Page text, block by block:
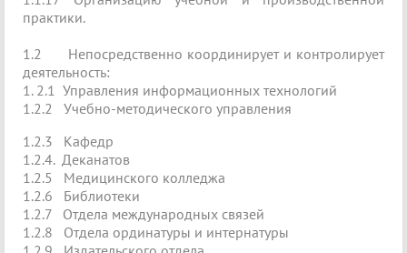
практики.
1.2 Непосредственно координирует и контролирует
деятельность:
1. 2.1 Управления информационных технологий
1.2.2 Учебно-методического управления
1.2.3 Кафедр
1.2.4. Деканатов
1.2.5 Медицинского колледжа
1.2.6 Библиотеки
1.2.7 Отдела международных связей
1.2.8 Отдела ординатуры и интернатуры